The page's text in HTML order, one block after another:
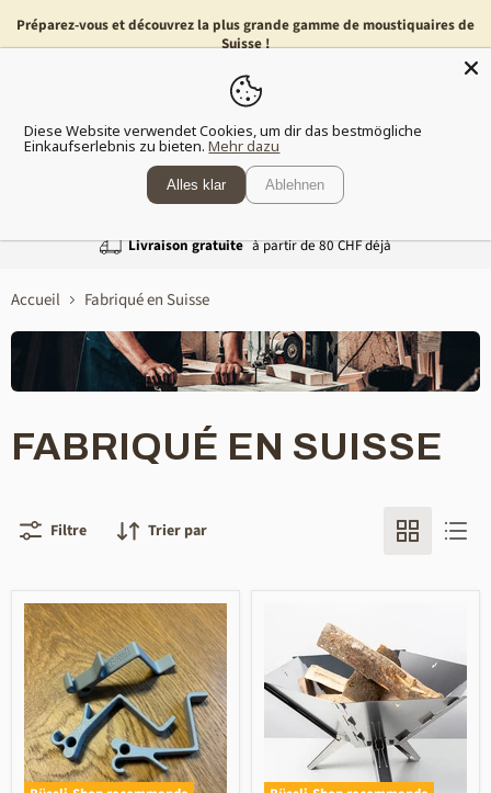
Préparez-vous et découvrez la plus grande gamme de moustiquaires de
Suisse !
Menu
Livraison gratuite à partir de 80 CHF déjà
Accueil Fabriqué en Suisse
FABRIQUÉ EN SUISSE
Filtre Trier par
Diese Website verwendet Cookies, um dir das bestmögliche
Einkaufserlebnis zu bieten. Mehr dazu
Alles klar Ablehnen